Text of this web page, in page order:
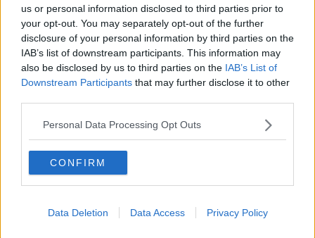
us or personal information disclosed to third parties prior to
your opt-out. You may separately opt-out of the further
disclosure of your personal information by third parties on the
IAB’s list of downstream participants. This information may
also be disclosed by us to third parties on the IAB’s List of
Downstream Participants that may further disclose it to other
Personal Data Processing Opt Outs
CONFIRM
Data Deletion Data Access Privacy Policy
“La Toscana si contraddistingue da sempre per una particolare
attenzione per il sociale, per la tutela dei bisogni dei cittadini, per la
volontà di garantire servizi ottimali e efficienti: un esempio sono le
sezioni Pegaso, sezioni di scuola dell’infanzia interamente
finanziate dalla Regione, e non è un caso che se a livello nazionale
i bambini iscritti alle scuole materne sono il 17% mentre la
sostegno a chi della socialità fa un valore portante ormai da secoli.
Questa normativa è un passo in avanti per aprire un confronto di
merito sull’apporto che realtà come le Sms possono dare per un
welfare sempre all’avanguardia. In un contesto sempre complesso,
in cui lo stato sociale appare costantemente messo in discussione
per scontato che valori importanti siano acquisiti ma sostenere chi li